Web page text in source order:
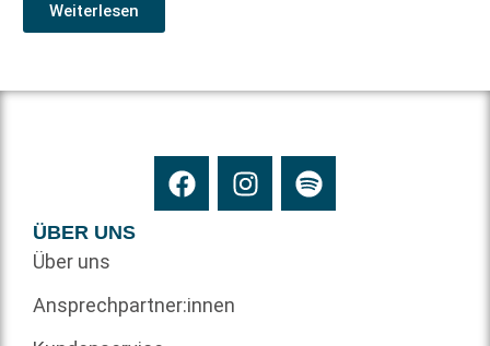
Weiterlesen
ÜBER UNS
Über uns
Ansprechpartner:innen